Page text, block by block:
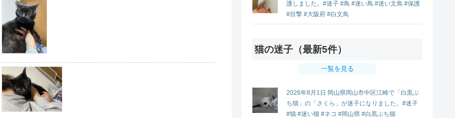
護しました。#迷子 #鳥 #迷い鳥 #迷い文鳥 #保護
#目撃 #大阪府 #白文鳥
猫の迷子（最新5件）
一覧を見る
2026年8月1日 岡山県岡山市中区江崎で「白黒ぶ
ち猫」の「さくら」が迷子になりました。#迷子
#猫 #迷い猫 #ネコ #岡山県 #白黒ぶち猫